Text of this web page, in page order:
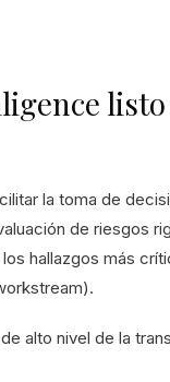
la toma de
de riesgos
hallazgos más
alto nivel de la